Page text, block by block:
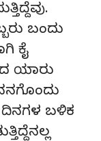
ಬಂದು
ಕೈ
ಯಾರು
ದಿನಗಳ ಬಳಿಕ